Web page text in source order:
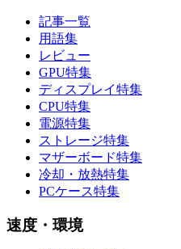
記事一覧
用語集
レビュー
GPU特集
ディスプレイ特集
CPU特集
電源特集
ストレージ特集
マザーボード特集
冷却・放熱特集
PCケース特集
速度・環境